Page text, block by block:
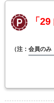
「29
（注： 会員のみ